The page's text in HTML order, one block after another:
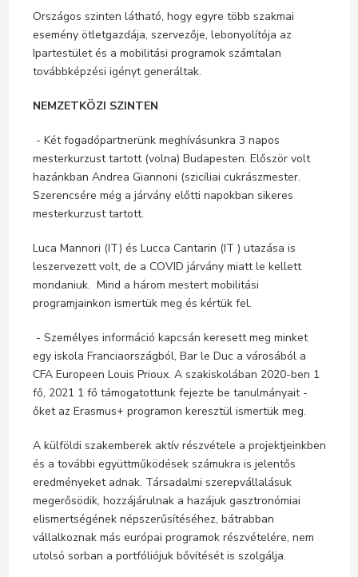
Országos szinten látható, hogy egyre több szakmai
esemény ötletgazdája, szervezője, lebonyolítója az
Ipartestület és a mobilitási programok számtalan
továbbképzési igényt generáltak.
NEMZETKÖZI SZINTEN
- Két fogadópartnerünk meghívásunkra 3 napos
mesterkurzust tartott (volna) Budapesten. Először volt
hazánkban Andrea Giannoni (szicíliai cukrászmester.
Szerencsére még a járvány előtti napokban sikeres
mesterkurzust tartott.
Luca Mannori (IT) és Lucca Cantarin (IT ) utazása is
leszervezett volt, de a COVID járvány miatt le kellett
mondaniuk. Mind a három mestert mobilitási
programjainkon ismertük meg és kértük fel.
- Személyes információ kapcsán keresett meg minket
egy iskola Franciaországból, Bar le Duc a városából a
CFA Europeen Louis Prioux. A szakiskolában 2020-ben 1
fő, 2021 1 fő támogatottunk fejezte be tanulmányait -
őket az Erasmus+ programon keresztül ismertük meg.
A külföldi szakemberek aktív részvétele a projektjeinkben
és a további együttműködések számukra is jelentős
eredményeket adnak. Társadalmi szerepvállalásuk
megerősödik, hozzájárulnak a hazájuk gasztronómiai
elismertségének népszerűsítéséhez, bátrabban
vállalkoznak más európai programok részvételére, nem
utolsó sorban a portfóliójuk bővítését is szolgálja.